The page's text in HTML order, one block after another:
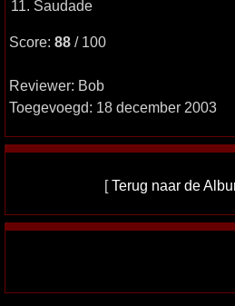
11. Saudade
Score: 88 / 100
Reviewer: Bob
Toegevoegd: 18 december 2003
[Terug naar de